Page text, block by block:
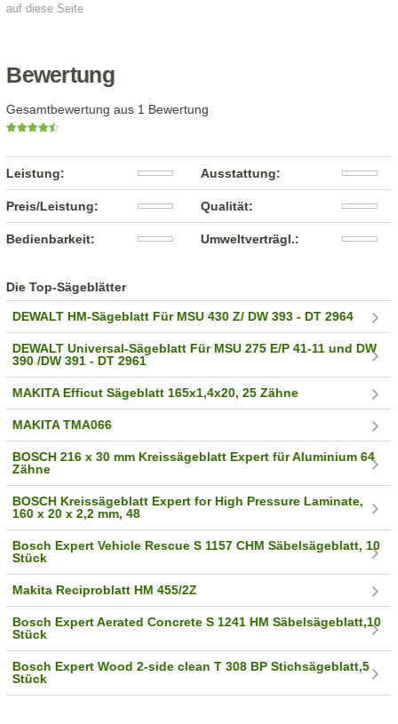
auf diese Seite
Bewertung
Gesamtbewertung aus 1 Bewertung
Leistung: Ausstattung:
Preis/Leistung: Qualität:
Bedienbarkeit: Umweltverträgl.:
Die Top-Sägeblätter
DEWALT HM-Sägeblatt Für MSU 430 Z/ DW 393 - DT 2964
DEWALT Universal-Sägeblatt Für MSU 275 E/P 41-11 und DW
390 /DW 391 - DT 2961
MAKITA Efficut Sägeblatt 165x1,4x20, 25 Zähne
MAKITA TMA066
BOSCH 216 x 30 mm Kreissägeblatt Expert für Aluminium 64
Zähne
BOSCH Kreissägeblatt Expert for High Pressure Laminate,
160 x 20 x 2,2 mm, 48
Bosch Expert Vehicle Rescue S 1157 CHM Säbelsägeblatt, 10
Stück
Makita Reciproblatt HM 455/2Z
Bosch Expert Aerated Concrete S 1241 HM Säbelsägeblatt,10
Stück
Bosch Expert Wood 2-side clean T 308 BP Stichsägeblatt,5
Stück